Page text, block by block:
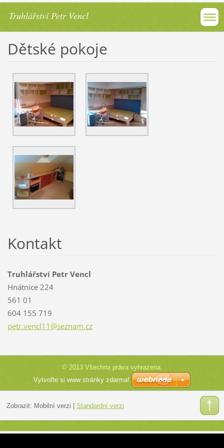
Truhlářství Petr Vencl
Dětské pokoje
Kontakt
Truhlářství Petr Vencl
Hnátnice 224
561 01
604 155 719
petr.vencl11@seznam.cz
© 2013 Všechna práva vyhrazena.
Vytvořte si www stránky zdarma!
Zobrazit: Mobilní verzi Standardní verzi